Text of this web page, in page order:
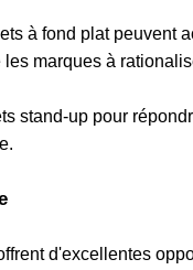
à fond plat peuvent
marques à
stand-up pour
d'excellentes